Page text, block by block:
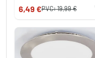
6,49 €PVC:19,99 €